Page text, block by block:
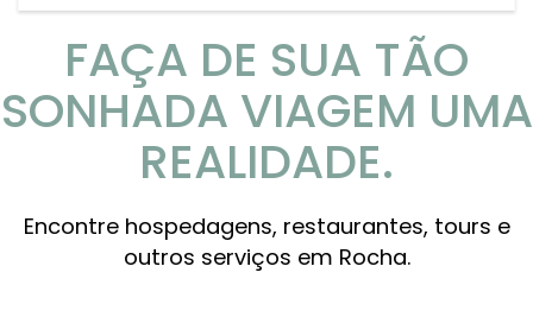
FAÇA DE SUA TÃO
SONHADA VIAGEM UMA
REALIDADE.
Encontre hospedagens, restaurantes, tours e
outros serviços em Rocha.